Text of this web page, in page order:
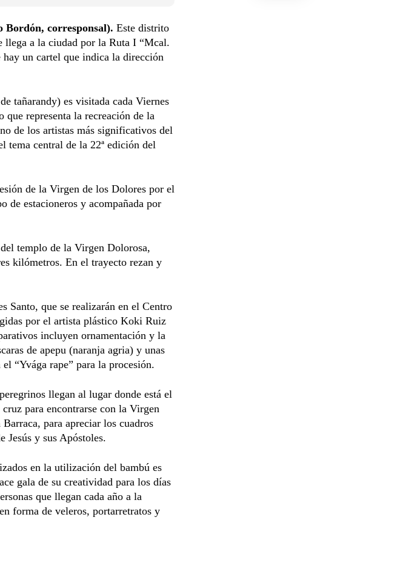
corresponsal). Este distrito
llega a la ciudad por la Ruta I “Mcal.
un cartel que indica la dirección
tañarandy) es visitada cada Viernes
que representa la recreación de la
de los artistas más significativos del
tema central de la 22ª edición del
de la Virgen de los Dolores por el
de estacioneros y acompañada por
templo de la Virgen Dolorosa,
kilómetros. En el trayecto rezan y
Santo, que se realizarán en el Centro
por el artista plástico Koki Ruiz
incluyen ornamentación y la
de apepu (naranja agria) y unas
“Yvága rape” para la procesión.
llegan al lugar donde está el
para encontrarse con la Virgen
para apreciar los cuadros
Jesús y sus Apóstoles.
en la utilización del bambú es
gala de su creatividad para los días
que llegan cada año a la
forma de veleros, portarretratos y